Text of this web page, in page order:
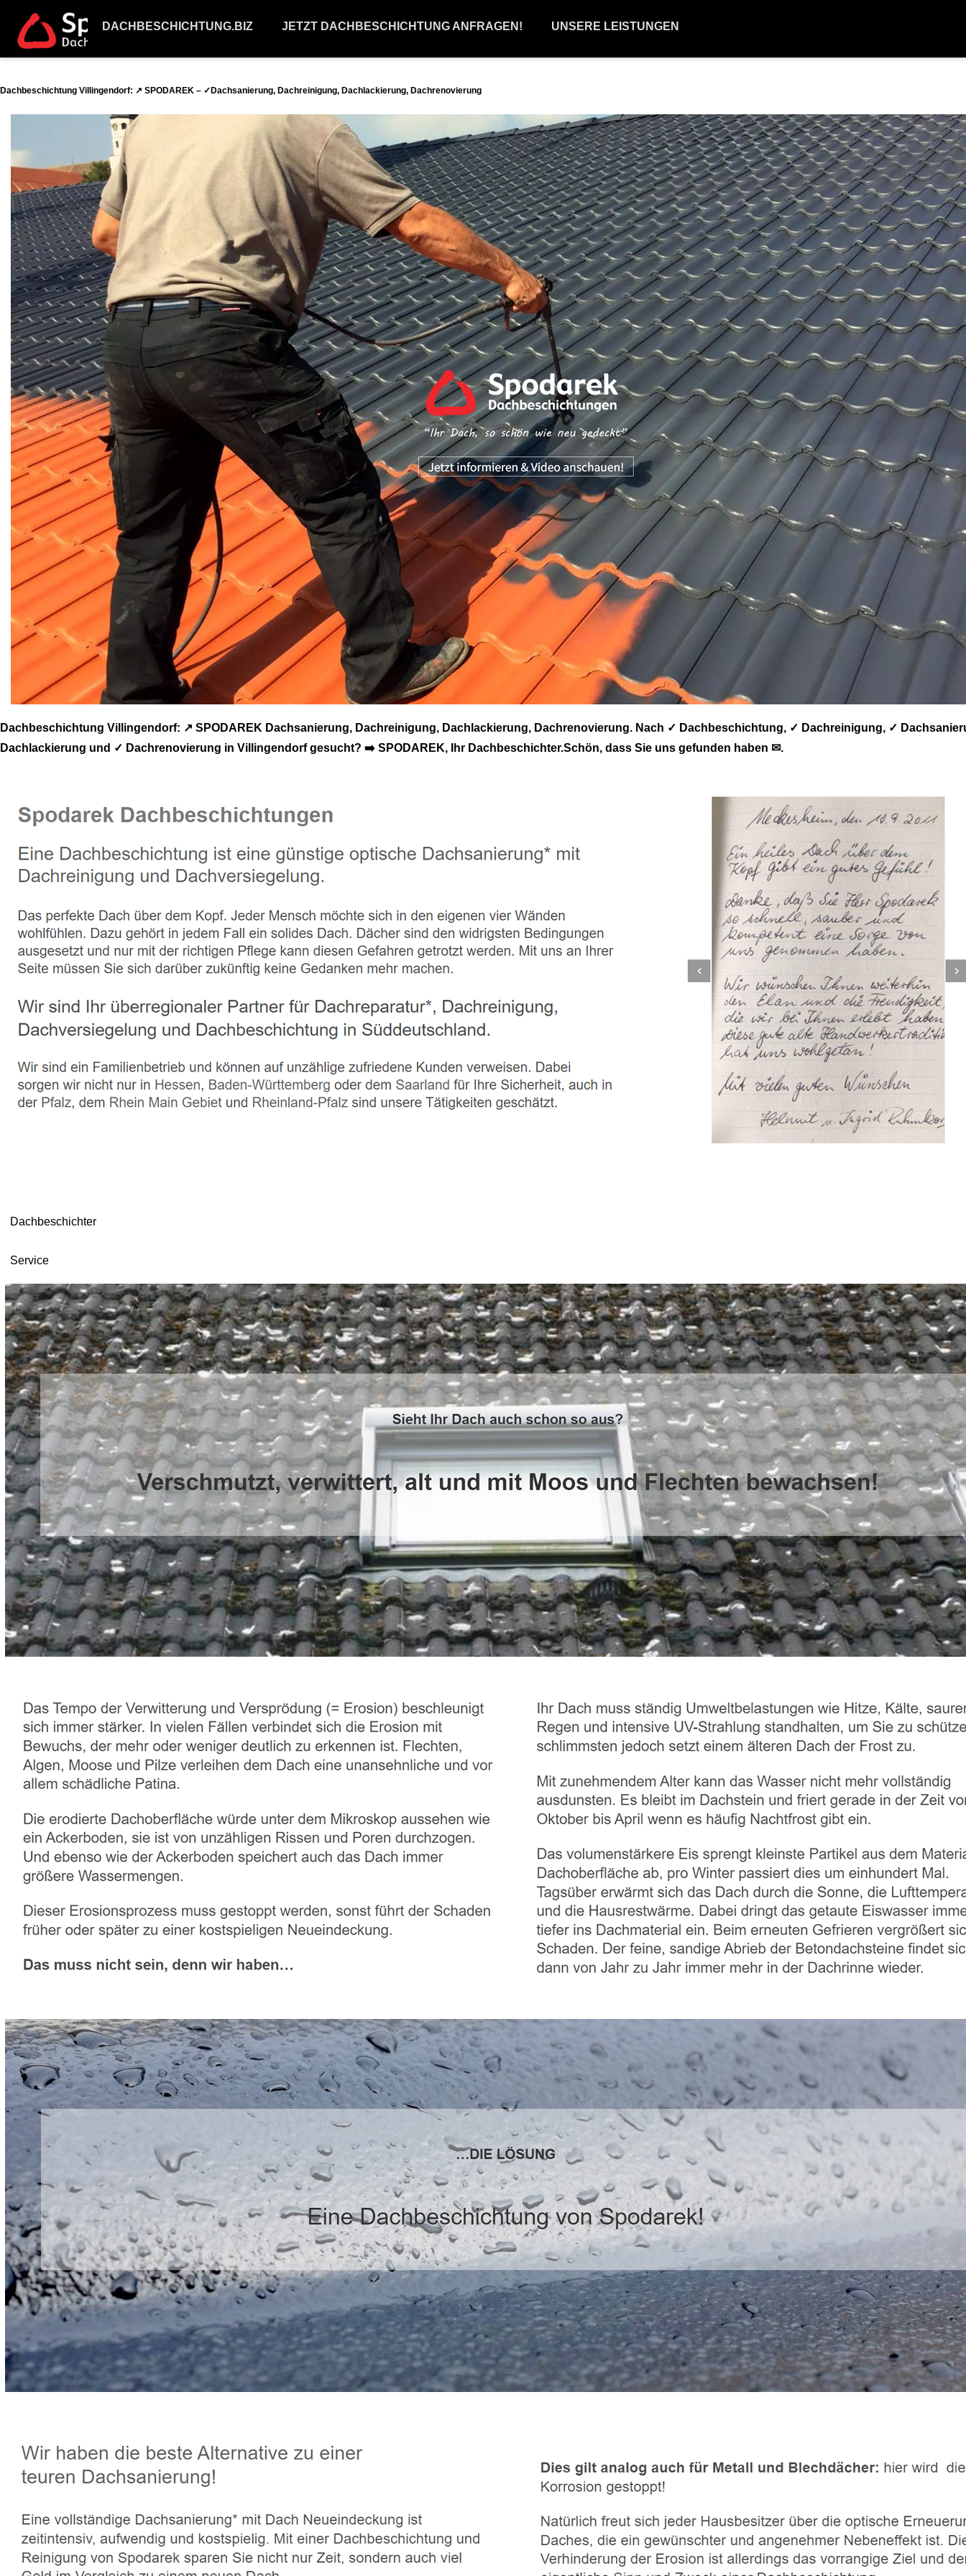
DACHBESCHICHTUNG.BIZ JETZT DACHBESCHICHTUNG ANFRAGEN! UNSERE LEISTUNGEN
Dachbeschichtung Villingendorf: ↗️ SPODAREK – ✓Dachsanierung, Dachreinigung, Dachlackierung, Dachrenovierung
Dachbeschichtung Villingendorf: ↗️ SPODAREK Dachsanierung, Dachreinigung, Dachlackierung, Dachrenovierung. Nach ✓ Dachbeschichtung, ✓ Dachreinigung, ✓
Dachlackierung und ✓ Dachrenovierung in Villingendorf gesucht? ➡️ SPODAREK, Ihr Dachbeschichter.Schön, dass Sie uns gefunden haben ✉.
Dachbeschichter
Service